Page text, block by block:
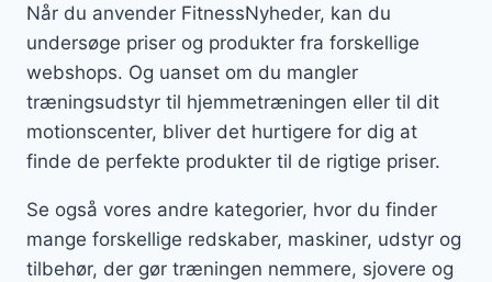
Når du anvender FitnessNyheder, kan du
undersøge priser og produkter fra forskellige
webshops. Og uanset om du mangler
træningsudstyr til hjemmetræningen eller til dit
motionscenter, bliver det hurtigere for dig at
finde de perfekte produkter til de rigtige priser.
Se også vores andre kategorier, hvor du finder
mange forskellige redskaber, maskiner, udstyr og
tilbehør, der gør træningen nemmere, sjovere og